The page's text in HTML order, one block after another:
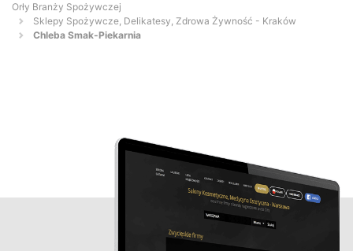
Orły Branży Spożywczej
Sklepy Spożywcze, Delikatesy, Zdrowa Żywność - Kraków
Chleba Smak-Piekarnia